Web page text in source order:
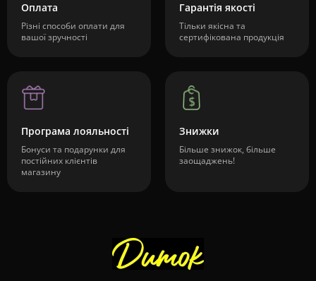
Оплата
Різні способи оплати для
вашої зручності
Гарантія якості
Тільки якісна та
сертифікована продукція
Програма лояльності
Бонуси та подарунки для
постійних клієнтів
магазину
Знижки
Більше знижок, більше
заощаджень!